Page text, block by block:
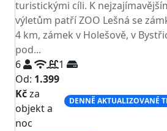
turistickými cíli. K
výletům patří ZOO Lešná se
4 km, zámek v Holešově, v
pod...
6
1
Od: 1.399
Kčza
objekt a
noc
DENNĚ AKTUALIZOVANÉ